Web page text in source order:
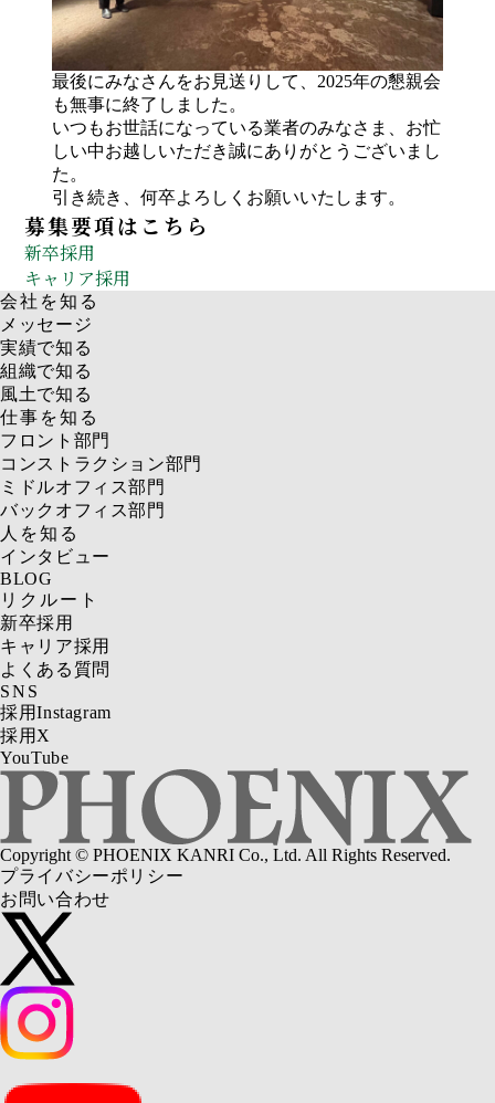
最後にみなさんをお見送りして、2025年の懇親会
も無事に終了しました。
いつもお世話になっている業者のみなさま、お忙
しい中お越しいただき誠にありがとうございまし
た。
引き続き、何卒よろしくお願いいたします。
募集要項はこちら
新卒採用
キャリア採用
会社を知る
メッセージ
実績で知る
組織で知る
風土で知る
仕事を知る
フロント部門
コンストラクション部門
ミドルオフィス部門
バックオフィス部門
人を知る
インタビュー
BLOG
リクルート
新卒採用
キャリア採用
よくある質問
SNS
採用Instagram
採用X
YouTube
Copyright © PHOENIX KANRI Co., Ltd. All Rights Reserved.
プライバシーポリシー
お問い合わせ